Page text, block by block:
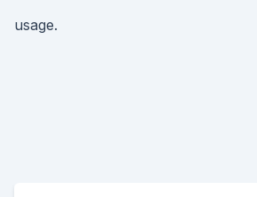
usage.